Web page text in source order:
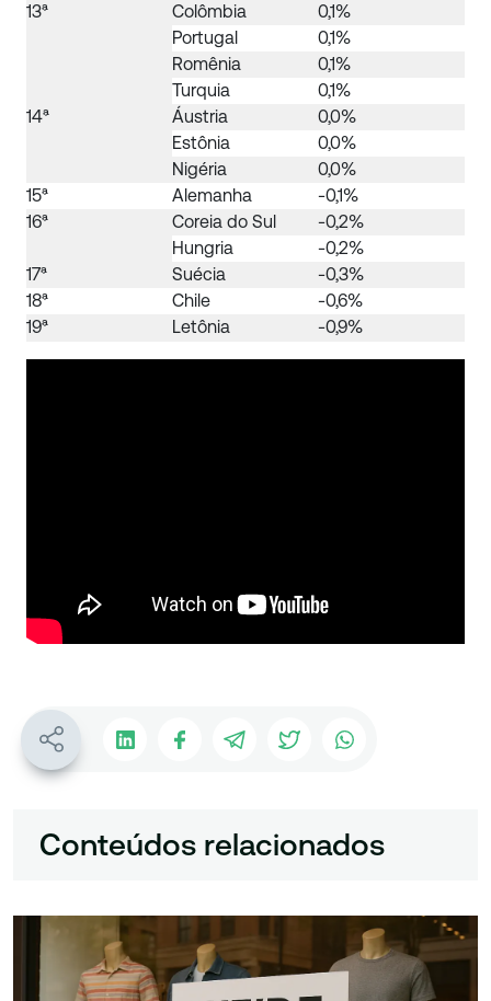
13ª
Colômbia
0,1%
Portugal
0,1%
Romênia
0,1%
Turquia
0,1%
14ª
Áustria
0,0%
Estônia
0,0%
Nigéria
0,0%
15ª
Alemanha
-0,1%
16ª
Coreia do Sul
-0,2%
Hungria
-0,2%
17ª
Suécia
-0,3%
18ª
Chile
-0,6%
19ª
Letônia -0,9%
Conteúdos relacionados